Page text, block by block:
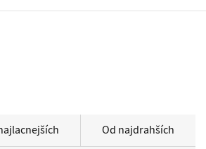
Od najdrahších